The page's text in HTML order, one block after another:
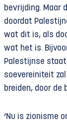
bevrijding. Maar
doordat
wat dit is, als
wat het is.
Palestijnse
soevereiniteit
breiden, door de
‘Nu is zionisme